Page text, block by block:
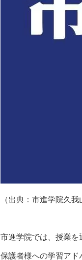
（出典：市進学院久我
市進学院では、授業を
保護者様への学習アド